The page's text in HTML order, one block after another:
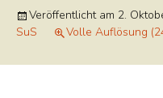
Veröffentlicht am 2.
SuS
Volle Auflösung